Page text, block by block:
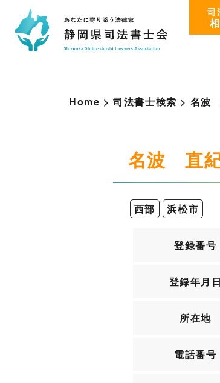
司
Home >司法書士検索 > 名波
名波 直
西部 浜松市
登録番号
登録年月日
所在地
電話番号